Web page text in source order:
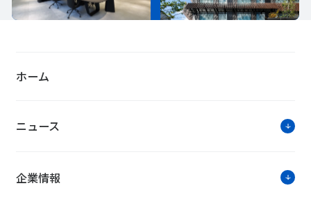
ホーム
ニュース
企業情報